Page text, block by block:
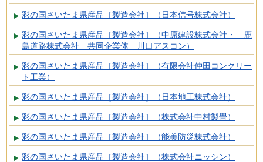
彩の国さいたま県産品［製造会社］（日本信号株式会社）
彩の国さいたま県産品［製造会社］（中原建設株式会社・ 鹿
島道路株式会社 共同企業体 川口アスコン）
彩の国さいたま県産品［製造会社］（有限会社仲田コンクリー
ト工業）
彩の国さいたま県産品［製造会社］（日本地工株式会社）
彩の国さいたま県産品［製造会社］（株式会社中村製畳）
彩の国さいたま県産品［製造会社］（能美防災株式会社）
彩の国さいたま県産品［製造会社］（株式会社ニッシン）